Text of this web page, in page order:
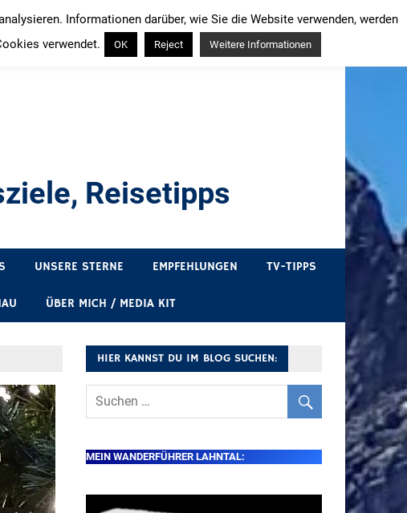
Reisetipps
UNSERE STERNE EMPFEHLUNGEN TV-TIPPS
ÜBER MICH / MEDIA KIT
HIER KANNST DU IM BLOG SUCHEN:
MEIN WANDERFÜHRER LAHNTAL:
Informationen darüber, wie Sie die Website verwenden, werden
verwendet.
OK Reject Weitere Informationen